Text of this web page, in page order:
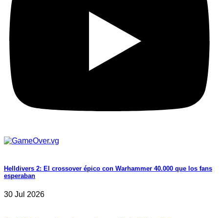
Helldivers 2: El crossover épico con Warhammer 40.000 que los fans
esperaban
30 Jul 2026